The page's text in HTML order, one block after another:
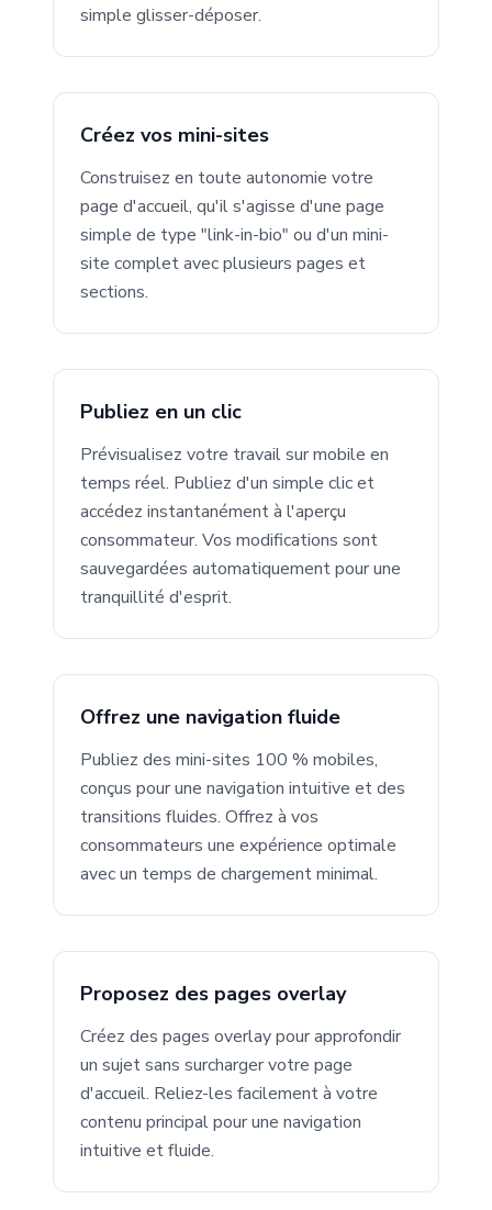
simple glisser-déposer.
Créez vos mini-sites
Construisez en toute autonomie votre
page d'accueil, qu'il s'agisse d'une page
simple de type "link-in-bio" ou d'un mini-
site complet avec plusieurs pages et
sections.
Publiez en un clic
Prévisualisez votre travail sur mobile en
temps réel. Publiez d'un simple clic et
accédez instantanément à l'aperçu
consommateur. Vos modifications sont
sauvegardées automatiquement pour une
tranquillité d'esprit.
Offrez une navigation fluide
Publiez des mini-sites 100 % mobiles,
conçus pour une navigation intuitive et des
transitions fluides. Offrez à vos
consommateurs une expérience optimale
avec un temps de chargement minimal.
Proposez des pages overlay
Créez des pages overlay pour approfondir
un sujet sans surcharger votre page
d'accueil. Reliez-les facilement à votre
contenu principal pour une navigation
intuitive et fluide.